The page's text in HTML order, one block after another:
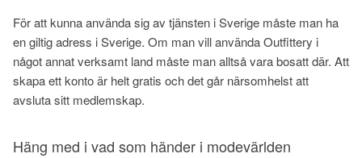
För att kunna använda sig av tjänsten i Sverige måste man ha
en giltig adress i Sverige. Om man vill använda Outfittery i
något annat verksamt land måste man alltså vara bosatt där. Att
skapa ett konto är helt gratis och det går närsomhelst att
avsluta sitt medlemskap.
Häng med i vad som händer i modevärlden